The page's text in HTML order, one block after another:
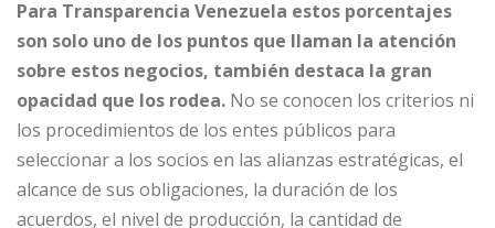
Para Transparencia Venezuela estos porcentajes
son solo uno de los puntos que llaman la atención
sobre estos negocios, también destaca la gran
opacidad que los rodea. No se conocen los criterios ni
los procedimientos de los entes públicos para
seleccionar a los socios en las alianzas estratégicas, el
alcance de sus obligaciones, la duración de los
acuerdos, el nivel de producción, la cantidad de